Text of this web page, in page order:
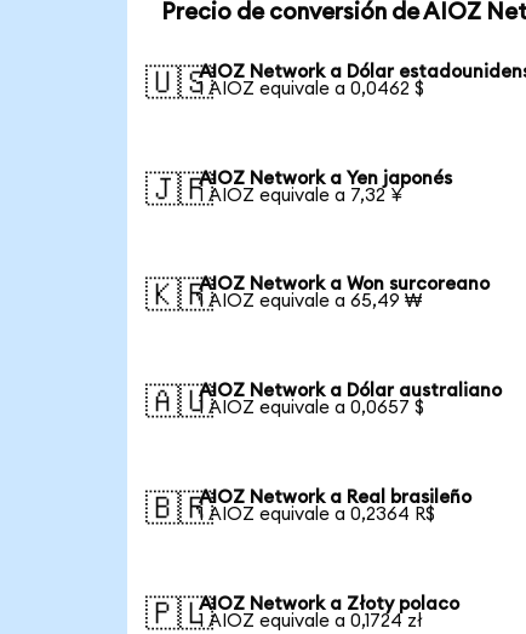
Precio de conversión de AIOZ
🇺🇸AIOZ Network a Dólar
1 AIOZ equivale a 0,0462 $
🇯🇵AIOZ Network a Yen japonés
1 AIOZ equivale a 7,32 ¥
🇰🇷AIOZ Network a Won surcoreano
1 AIOZ equivale a 65,49 ₩
🇦🇺AIOZ Network a Dólar australiano
1 AIOZ equivale a 0,0657 $
🇧🇷AIOZ Network a Real brasileño
1 AIOZ equivale a 0,2364 R$
🇵🇱AIOZ Network a Złoty polaco
1 AIOZ equivale a 0,1724 zł